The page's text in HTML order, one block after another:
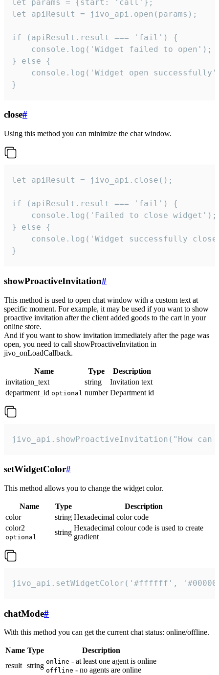
let params = {start: 'call'};
let apiResult = jivo_api.open(params);
if (apiResult.result === 'fail') {
    console.log('Widget failed to open');
} else {
console.log('Widget open
}
close#
Using this method you can minimize the chat window.
let apiResult = jivo_api.close();
if (apiResult.result === 'fail') {
    console.log('Failed to close widget');
} else {
console.log('Widget successfully
}
showProactiveInvitation#
This method is used to open chat window with a custom text at
specific moment. For example, it may be used if you want to show
proactive invitation after the client added goods to the cart in your
online store.
And if you want to show invitation immediately after the page was
open, you need to call showProactiveInvitation in
jivo_onLoadCallback.
Name Type
Description
invitation_text
string
Invitation text
department_id optional number Department id
jivo_api.showProactiveInvitation("How
setWidgetColor#
This method allows you to change the widget color.
Name Type
Description
color
string Hexadecimal color code
color2
optional
string
Hexadecimal colour code is used to create
gradient
jivo_api.setWidgetColor('#ffffff',
chatMode#
With this method you can get the current chat status: online/offline.
Name Type
Description
result string online - at least one agent is online
offline - no agents are online